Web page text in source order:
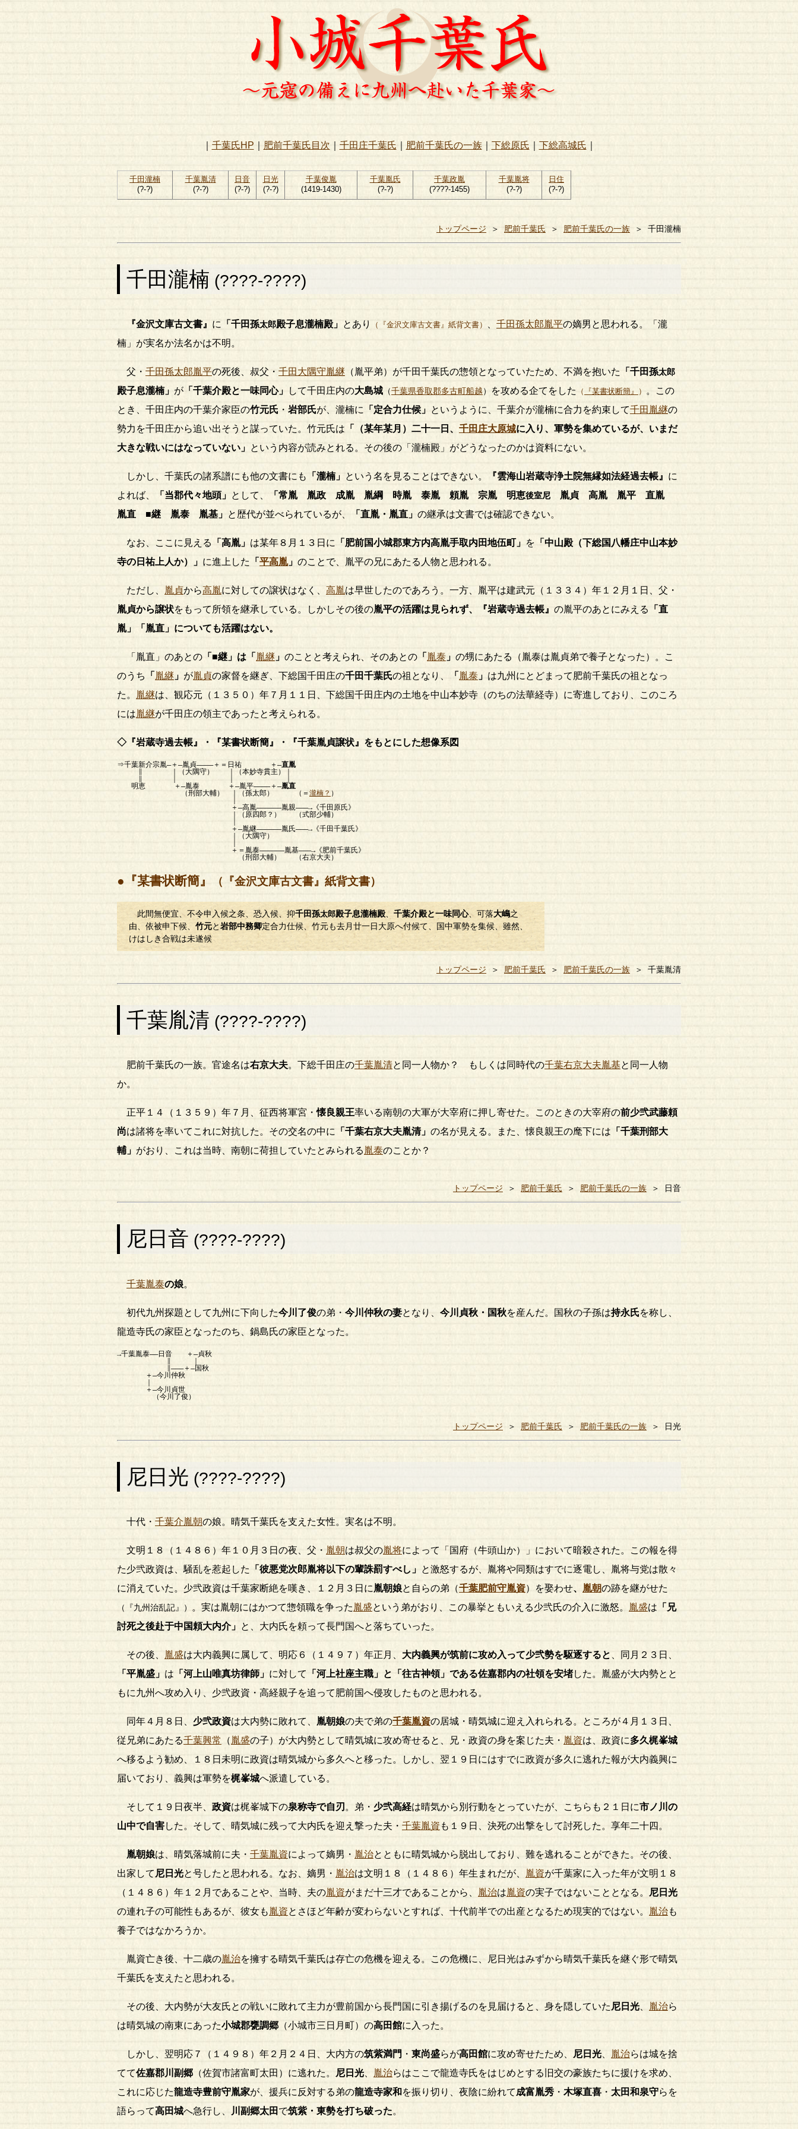
千葉氏HP 肥前千葉氏目次 千田庄千葉氏 肥前千葉氏の一族｜ 下総原氏 下総高城氏
千田瀧楠
(?-?)
千葉胤清
(?-?)
日音
(?-?)
日光
(?-?)
千葉俊胤
(1419-1430)
千葉胤氏
(?-?)
千葉政胤
(????-1455)
千葉胤将
(?-?)
日住
(?-?)
トップページ ＞ 肥前千葉氏 ＞ 肥前千葉氏の一族 ＞ 千田瀧楠
千田瀧楠 (????-????)
『金沢文庫古文書』 に 「千田孫太郎殿子息瀧楠殿」 とあり （『金沢文庫古文書』紙背文書） 、 千田孫太郎胤平の嫡男と思われる。「瀧
楠」が実名か法名かは不明。
父・ 千田孫太郎胤平の死後、叔父・ 千田大隅守胤継 （胤平弟）が千田千葉氏の惣領となっていたため、不満を抱いた 「千田孫太郎
殿子息瀧楠」 が 「千葉介殿と一味同心」 して千田庄内の大島城 （千葉県香取郡多古町船越） を攻める企てをした （ 『某書状断簡』 ） 。この
とき、千田庄内の千葉介家臣の竹元氏 ・ 岩部氏が、瀧楠に 「定合力仕候」 というように、千葉介が瀧楠に合力を約束して千田胤継の
勢力を千田庄から追い出そうと謀っていた。竹元氏は 「（某年某月）二十一日、 千田庄大原城に入り、軍勢を集めているが、いまだ
大きな戦いにはなっていない」 という内容が読みとれる。その後の「瀧楠殿」がどうなったのかは資料にない。
しかし、千葉氏の諸系譜にも他の文書にも 「瀧楠」 という名を見ることはできない。 『雲海山岩蔵寺浄土院無縁如法経過去帳』 に
よれば、
「当郡代々地頭」 として、 「常胤 胤政 成胤 胤綱 時胤 泰胤 頼胤 宗胤 明恵後室尼 胤貞 高胤 胤平 直胤
胤直 ■継 胤泰 胤基」 と歴代が並べられているが、 「直胤・胤直」 の継承は文書では確認できない。
なお、ここに見える 「高胤」 は某年８月１３日に 「肥前国小城郡東方内高胤手取内田地伍町」 を 「中山殿（下総国八幡庄中山本妙
寺の日祐上人か）」 に進上した 「 平高胤」 のことで、胤平の兄にあたる人物と思われる。
ただし、 胤貞から高胤に対しての譲状はなく、 高胤は早世したのであろう。一方、胤平は建武元（１３３４）年１２月１日、父・
胤貞から譲状をもって所領を継承している。しかしその後の胤平の活躍は見られず、『岩蔵寺過去帳』 の胤平のあとにみえる
「直
胤」「胤直」についても活躍はない。
「胤直」のあとの 「■継」は「 胤継 」 のことと考えられ、そのあとの 「 胤泰 」 の甥にあたる（胤泰は胤貞弟で養子となった）。こ
のうち
「 胤継 」 が胤貞の家督を継ぎ、下総国千田庄の千田千葉氏の祖となり、 「 胤泰 」 は九州にとどまって肥前千葉氏の祖となっ
た。 胤継は、観応元（１３５０）年７月１１日、下総国千田庄内の土地を中山本妙寺（のちの法華経寺）に寄進しており、このころ
には胤継が千田庄の領主であったと考えられる。
◇『岩蔵寺過去帳』・『某書状断簡』・『千葉胤貞譲状』をもとにした想像系図
⇒千葉新介宗胤―＋―胤貞――――＋＝日祐 ＋―直胤
∥ ｜（大隅守） ｜（本妙寺貫主）｜
明恵 ＋―胤泰 ＋―胤平――――＋―胤直
（刑部大輔） ｜（孫太郎） （＝瀧楠？ ）
＋―高胤――――――胤親―――→《千田原氏》
｜（原四郎？） （式部少輔）
＋―胤継――――――胤氏―――→《千田千葉氏》
｜（大隅守）
＋＝胤泰――――――胤基―――→《肥前千葉氏》
（刑部大輔） （右京大夫）
●『某書状断簡』 （『金沢文庫古文書』紙背文書）
此間無便宜、不令申入候之条、恐入候、抑千田孫太郎殿子息瀧楠殿、 千葉介殿と一味同心、可落大嶋之
由、依被申下候、 竹元と岩部中務卿定合力仕候、竹元も去月廿一日大原へ付候て、国中軍勢を集候、雖然、
けはしき合戦は未遂候
トップページ ＞ 肥前千葉氏 ＞ 肥前千葉氏の一族 ＞ 千葉胤清
千葉胤清 (????-????)
肥前千葉氏の一族。官途名は右京大夫。下総千田庄の千葉胤清と同一人物か？ もしくは同時代の千葉右京大夫胤基と同一人物
か。
正平１４（１３５９）年７月、征西将軍宮・懐良親王率いる南朝の大軍が大宰府に押し寄せた。このときの大宰府の前少弐武藤頼
尚は諸将を率いてこれに対抗した。その交名の中に 「千葉右京大夫胤清」 の名が見える。また、懐良親王の麾下には 「千葉刑部大
輔」 がおり、これは当時、南朝に荷担していたとみられる胤泰のことか？
トップページ ＞ 肥前千葉氏 ＞ 肥前千葉氏の一族 ＞ 日音
尼日音 (????-????)
千葉胤泰の娘。
初代九州探題として九州に下向した今川了俊の弟・ 今川仲秋の妻となり、 今川貞秋・国秋を産んだ。国秋の子孫は持永氏を称し、
龍造寺氏の家臣となったのち、鍋島氏の家臣となった。
→千葉胤泰――日音 ＋―貞秋
∥―――＋―国秋
＋―今川仲秋
＋―今川貞世
（今川了俊）
トップページ ＞ 肥前千葉氏 ＞ 肥前千葉氏の一族 ＞ 日光
尼日光 (????-????)
十代・ 千葉介胤朝の娘。晴気千葉氏を支えた女性。実名は不明。
文明１８（１４８６）年１０月３日の夜、父・ 胤朝は叔父の胤将によって「国府（牛頭山か）」において暗殺された。この報を得
た少弐政資は、騒乱を惹起した
「彼悪党次郎胤将以下の輩誅罰すべし」 と激怒するが、胤将や同類はすでに逐電し、胤将与党は散々
に消えていた。少弐政資は千葉家断絶を嘆き、１２月３日に 胤朝娘と自らの弟（千葉肥前守胤資）を娶わせ、 胤朝の跡を継がせた
（『九州治乱記』） 。実は胤朝にはかつて惣領職を争った 胤盛という弟がおり、この暴挙ともいえる少弐氏の介入に激怒。 胤盛は 「兄
討死之後赴于中国頼大内介」 と、大内氏を頼って長門国へと落ちていった。
その後、 胤盛は大内義興に属して、明応６（１４９７）年正月、 大内義興が筑前に攻め入って少弐勢を駆逐すると、同月２３日、
「平胤盛」 は 「河上山唯真坊律師」 に対して 「河上社座主職」と「往古神領」である佐嘉郡内の社領を安堵した。胤盛が大内勢とと
もに九州へ攻め入り、少弐政資・高経親子を追って肥前国へ侵攻したものと思われる。
同年４月８日、 少弐政資は大内勢に敗れて、 胤朝娘の夫で弟の千葉胤資の居城・晴気城に迎え入れられる。ところが４月１３日、
従兄弟にあたる千葉興常 （ 胤盛の子）が大内勢として晴気城に攻め寄せると、兄・政資の身を案じた夫・ 胤資は、政資に多久梶峯城
へ移るよう勧め、１８日未明に政資は晴気城から多久へと移った。しかし、翌１９日にはすでに政資が多久に逃れた報が大内義興に
届いており、義興は軍勢を梶峯城へ派遣している。
そして１９日夜半、 政資は梶峯城下の泉称寺で自刃 。弟・ 少弐高経は晴気から別行動をとっていたが、こちらも２１日に市ノ川の
山中で自害した。そして、晴気城に残って大内氏を迎え撃った夫・ 千葉胤資 も１９日、決死の出撃をして討死した。享年二十四。
胤朝娘は、晴気落城前に夫・ 千葉胤資によって嫡男・ 胤治とともに晴気城から脱出しており、難を逃れることができた。その後、
出家して 尼日光と号したと思われる。なお、嫡男・ 胤治は文明１８（１４８６）年生まれだが、 胤資が千葉家に入った年が文明１８
（１４８６）年１２月であることや、当時、夫の胤資がまだ十三才であることから、 胤治は胤資の実子ではないこととなる。
尼日光
の連れ子の可能性もあるが、彼女も 胤資とさほど年齢が変わらないとすれば、十代前半での出産となるため現実的ではない。 胤治も
養子ではなかろうか。
胤資亡き後、十二歳の胤治を擁する晴気千葉氏は存亡の危機を迎える。この危機に、尼日光はみずから晴気千葉氏を継ぐ形で晴気
千葉氏を支えたと思われる。
その後、大内勢が大友氏との戦いに敗れて主力が豊前国から長門国に引き揚げるのを見届けると、身を隠していた 尼日光、 胤治ら
は晴気城の南東にあった小城郡甕調郷 （小城市三日月町）の高田館に入った。
しかし、翌明応７（１４９８）年２月２４日、大内方の筑紫満門 ・ 東尚盛らが高田館に攻め寄せたため、 尼日光 胤治らは城を捨
てて佐嘉郡川副郷 （佐賀市諸富町太田）に逃れた。 尼日光 胤治らはここで龍造寺氏をはじめとする旧交の豪族たちに援けを求め、
これに応じた龍造寺豊前守胤家が、援兵に反対する弟の龍造寺家和 を振り切り、夜陰に紛れて成富胤秀 ・ 木塚直喜 ・ 太田和泉守らを
語らって高田城へ急行し、 川副郷太田 で筑紫・東勢を打ち破った。